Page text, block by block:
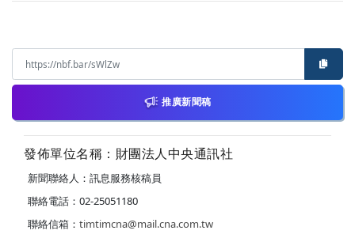
推廣新聞稿
發佈單位名稱：財團法人中央通訊社
新聞聯絡人：訊息服務核稿員
聯絡電話：02-25051180
聯絡信箱： timtimcna@mail.cna.com.tw